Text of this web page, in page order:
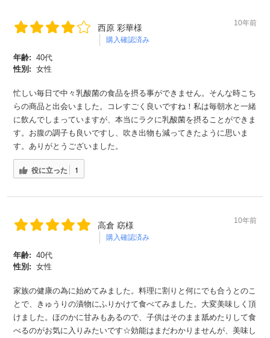
西原 彩華様
購入確認済み
10年前
年齢: 40代
性別: 女性
忙しい毎日で中々乳酸菌の食品を摂る事ができません。そんな時こち
らの商品と出会いました。コレすごく良いですね！私は毎朝水と一緒
に飲んでしまっていますが、本当にラクに乳酸菌を摂ることができま
す。お腹の調子も良いですし、吹き出物も減ってきたように思いま
す。ありがとうございました。
役に立った 1
高倉 窈様
購入確認済み
10年前
年齢: 40代
性別: 女性
家族の健康の為に始めてみました。料理に割りと何にでも合うとのこ
とで、きゅうりの漬物にふりかけて食べてみました。大変美味しく頂
けました。ほのかに甘みもあるので、子供はそのまま舐めたりして食
べるのがお気に入りみたいです☆効能はまだわかりませんが、美味し